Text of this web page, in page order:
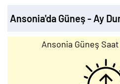
Ansonia'da Güneş - Ay
Ansonia Güneş